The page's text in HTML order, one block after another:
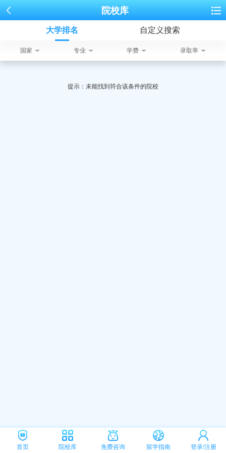
院校库
大学排名 自定义搜索
国家 专业 学费 录取率
提示：未能找到符合该条件的院校
首页 院校库 免费咨询 留学指南 登录/注册